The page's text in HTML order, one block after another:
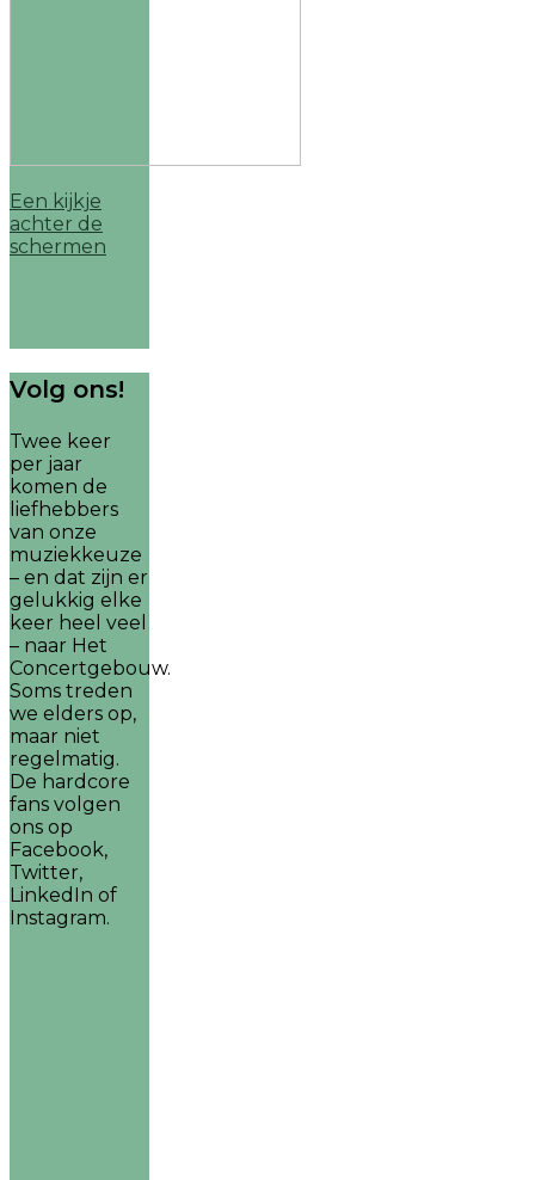
Een kijkje
achter de
schermen
Volg ons!
Twee keer
per jaar
komen de
liefhebbers
van onze
muziekkeuze
– en dat zijn er
gelukkig elke
keer heel veel
– naar Het
Concertgebouw.
Soms treden
we elders op,
maar niet
regelmatig.
De hardcore
fans volgen
ons op
Facebook,
Twitter,
LinkedIn of
Instagram.